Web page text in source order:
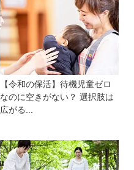
【令和の保活】待機児童ゼロ
なのに空きがない？ 選択肢は
広がる...